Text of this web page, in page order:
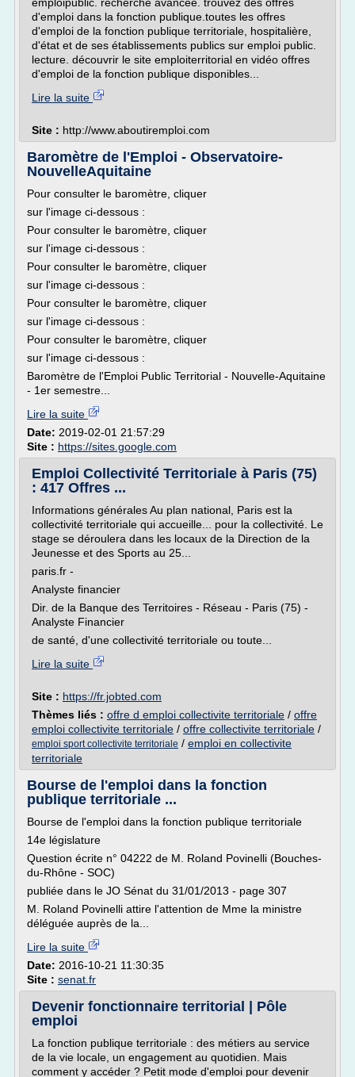
d'emploi dans la fonction publique.toutes les offres
d'emploi de la fonction publique territoriale, hospitalière,
d'état et de ses établissements publics sur emploi public.
lecture. découvrir le site emploiterritorial en vidéo offres
d'emploi de la fonction publique disponibles...
Lire la suite
Site : http://www.aboutiremploi.com
Baromètre de l'Emploi - Observatoire-
NouvelleAquitaine
Pour consulter le baromètre, cliquer
sur l'image ci-dessous :
Pour consulter le baromètre, cliquer
sur l'image ci-dessous :
Pour consulter le baromètre, cliquer
sur l'image ci-dessous :
Pour consulter le baromètre, cliquer
sur l'image ci-dessous :
Pour consulter le baromètre, cliquer
sur l'image ci-dessous :
Baromètre de l'Emploi Public Territorial - Nouvelle-Aquitaine
- 1er semestre...
Lire la suite
Date: 2019-02-01 21:57:29
Site : https://sites.google.com
Emploi Collectivité Territoriale à Paris (75)
: 417 Offres ...
Informations générales Au plan national, Paris est la
collectivité territoriale qui accueille... pour la collectivité. Le
stage se déroulera dans les locaux de la Direction de la
Jeunesse et des Sports au 25...
paris.fr -
Analyste financier
Dir. de la Banque des Territoires - Réseau - Paris (75) -
Analyste Financier
de santé, d'une collectivité territoriale ou toute...
Lire la suite
Site : https://fr.jobted.com
Thèmes liés : offre d emploi collectivite territoriale / offre
emploi collectivite territoriale / offre collectivite territoriale /
emploi sport collectivite territoriale / emploi en collectivite
territoriale
Bourse de l'emploi dans la fonction
publique territoriale ...
Bourse de l'emploi dans la fonction publique territoriale
14e législature
Question écrite n° 04222 de M. Roland Povinelli (Bouches-
du-Rhône - SOC)
publiée dans le JO Sénat du 31/01/2013 - page 307
M. Roland Povinelli attire l'attention de Mme la ministre
déléguée auprès de la...
Lire la suite
Date: 2016-10-21 11:30:35
Site : senat.fr
Devenir fonctionnaire territorial | Pôle
emploi
La fonction publique territoriale : des métiers au service
de la vie locale, un engagement au quotidien. Mais
comment y accéder ? Petit mode d'emploi pour devenir